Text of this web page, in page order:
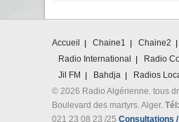
Accueil Chaine1 Chaine2
Radio International
Radio
Jil FM
Bahdja
Radios
© 2026 Radio Algérienne. tous
Boulevard des martyrs. Alger. Tél:
021 23 08 23 /25 Consultations